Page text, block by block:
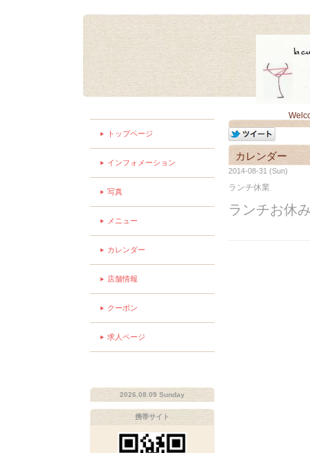
カレンダー
2014-08-31 (Sun)
ランチ休業
ランチお休
トップページ
インフォメーション
写真
メニュー
カレンダー
店舗情報
クーポン
求人ページ
2026.08.09 Sunday
携帯サイト